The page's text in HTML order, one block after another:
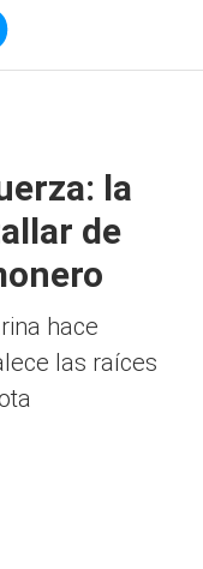
la
de
hace
las raíces